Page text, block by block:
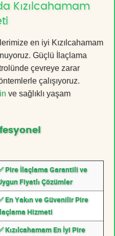
Kızılcahamam
en iyi Kızılcahamam
Güçlü İlaçlama
çevreye zarar
çalışıyoruz.
ve sağlıklı yaşam
Pire İlaçlama Garantili ve
Fiyatlı Çözümler
En Yakın ve Güvenilir Pire
Hizmeti
Kızılcahamam En İyi Pire